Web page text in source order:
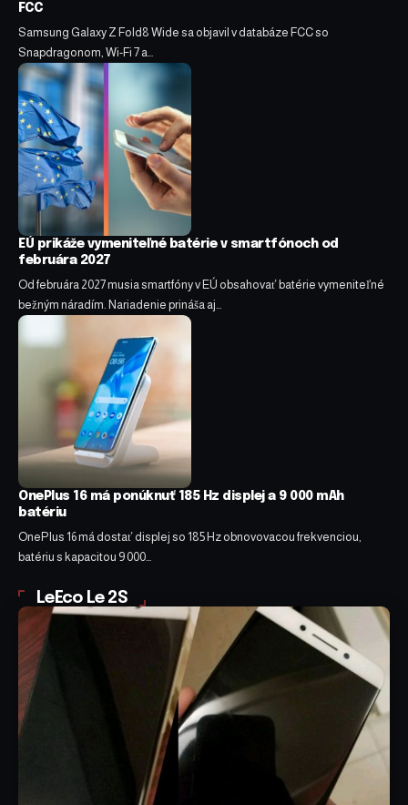
FCC
Samsung Galaxy Z Fold8 Wide sa objavil v databáze FCC so
Snapdragonom, Wi-Fi 7 a…
EÚ prikáže vymeniteľné batérie v smartfónoch od
februára 2027
Od februára 2027 musia smartfóny v EÚ obsahovať batérie vymeniteľné
bežným náradím. Nariadenie prináša aj…
OnePlus 16 má ponúknuť 185 Hz displej a 9 000 mAh
batériu
OnePlus 16 má dostať displej so 185 Hz obnovovacou frekvenciou,
batériu s kapacitou 9 000…
LeEco Le 2S